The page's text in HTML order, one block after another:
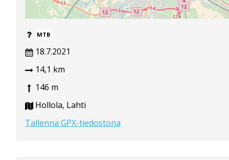
MTB
18.7.2021
14,1 km
146 m
Hollola, Lahti
Tallenna GPX-tiedostona